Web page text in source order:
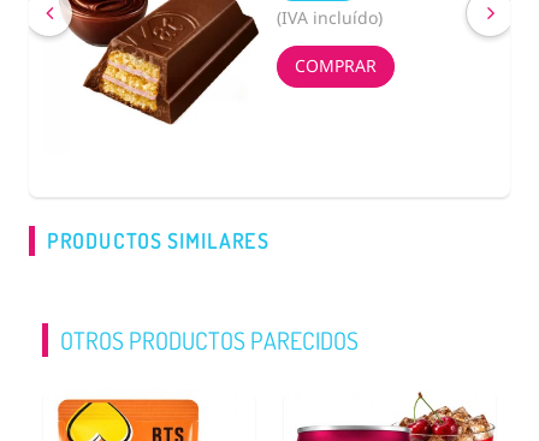
(IVA incluído)
COMPRAR
PRODUCTOS SIMILARES
OTROS PRODUCTOS PARECIDOS